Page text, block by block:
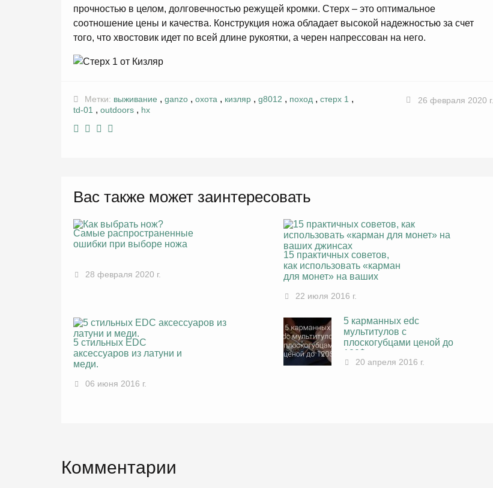
прочностью в целом, долговечностью режущей кромки. Стерх – это оптимальное
соотношение цены и качества. Конструкция ножа обладает высокой надежностью за счет
того, что хвостовик идет по всей длине рукоятки, а черен напрессован на него.
Метки: выживание , ganzo , охота , кизляр , g8012 , поход , стерх 1 ,
td-01 , outdoors , hx
26 февраля 2020 г.
Вас также может заинтересовать
Самые распространенные
ошибки при выборе ножа
28 февраля 2020 г.
15 практичных советов,
как использовать «карман
для монет» на ваших
22 июля 2016 г.
5 стильных EDC
аксессуаров из латуни и
меди.
06 июня 2016 г.
5 карманных edc
мультитулов с
плоскогубцами ценой до
120$
20 апреля 2016 г.
Комментарии